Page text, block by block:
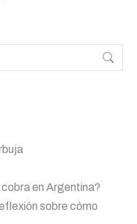
en Argentina?
sobre cómo